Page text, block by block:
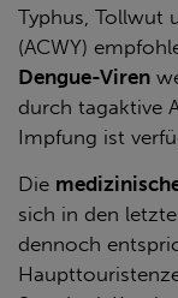
Typhus, Tollwut
(ACWY)
Dengue-Viren
durch tagaktive
Impfung ist
Die
sich in den
dennoch